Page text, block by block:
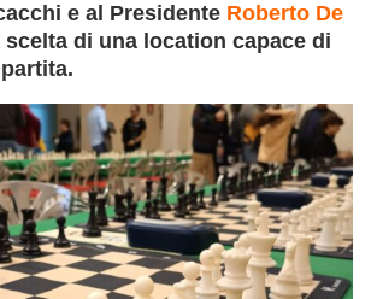
e al Presidente Roberto De
scelta di una location capace di